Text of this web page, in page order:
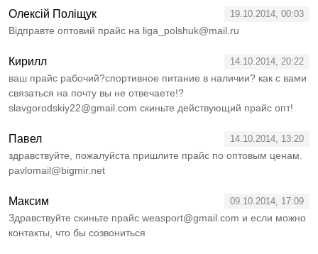
Олексій Поліщук 19.10.2014, 00:03
Відправте оптовий прайс на liga_polshuk@mail.ru
Кирилл 14.10.2014, 20:22
ваш прайс рабочий?спортивное питание в наличии? как с вами
связаться на почту вы не отвечаете!?
slavgorodskiy22@gmail.com скиньте действующий прайс опт!
Павел 14.10.2014, 13:20
здравствуйте, пожалуйста пришлите прайс по оптовым ценам.
pavlomail@bigmir.net
Максим 09.10.2014, 17:09
Здравствуйте скиньте прайс weasport@gmail.com и если можно
контакты, что бы созвониться